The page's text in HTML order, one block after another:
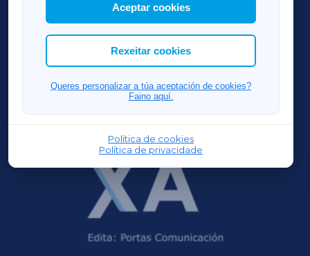
Así mesmo, podes personalizar a elección das
cookies que desexas permitir.
Aceptar cookies
Rexeitar cookies
Queres personalizar a túa aceptación de cookies?
Faino aquí.
Política de cookies
Política de privacidade
RIBEIRASACRAXA
ACORUÑAXA
FERROLXA
OURENSEXA